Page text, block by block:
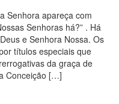
Senhora apareça com
Senhoras há?” . Há
e Senhora Nossa. Os
títulos especiais que
da graça de
Conceição […]